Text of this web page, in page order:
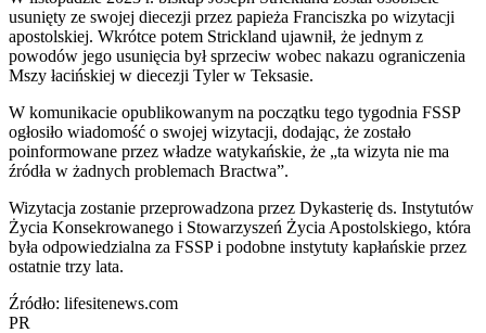
usunięty ze swojej diecezji przez papieża Franciszka po wizytacji
apostolskiej. Wkrótce potem Strickland ujawnił, że jednym z
powodów jego usunięcia był sprzeciw wobec nakazu ograniczenia
Mszy łacińskiej w diecezji Tyler w Teksasie.
W komunikacie opublikowanym na początku tego tygodnia FSSP
ogłosiło wiadomość o swojej wizytacji, dodając, że zostało
poinformowane przez władze watykańskie, że „ta wizyta nie ma
źródła w żadnych problemach Bractwa”.
Wizytacja zostanie przeprowadzona przez Dykasterię ds. Instytutów
Życia Konsekrowanego i Stowarzyszeń Życia Apostolskiego, która
była odpowiedzialna za FSSP i podobne instytuty kapłańskie przez
ostatnie trzy lata.
Źródło: lifesitenews.com
PR